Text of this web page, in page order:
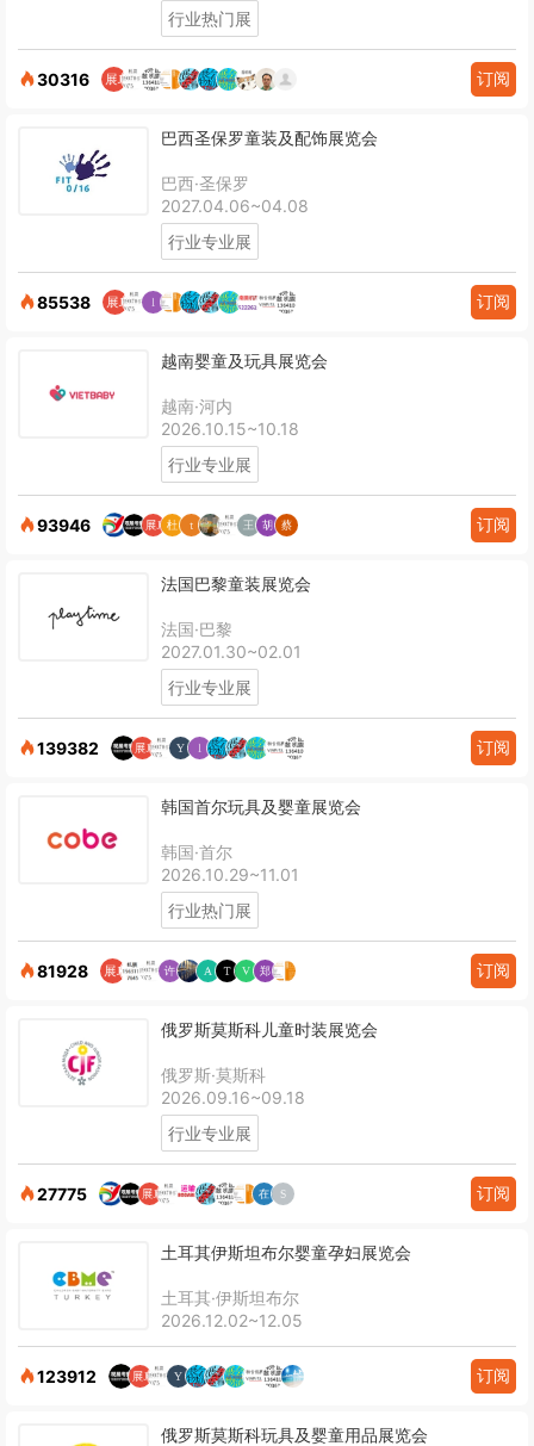
行业热门展
30316 订阅
巴西圣保罗童装及配饰展览会
巴西·圣保罗
2027.04.06~04.08
行业专业展
85538 订阅
越南婴童及玩具展览会
越南·河内
2026.10.15~10.18
行业专业展
93946 订阅
法国巴黎童装展览会
法国·巴黎
2027.01.30~02.01
行业专业展
139382 订阅
韩国首尔玩具及婴童展览会
韩国·首尔
2026.10.29~11.01
行业热门展
81928 订阅
俄罗斯莫斯科儿童时装展览会
俄罗斯·莫斯科
2026.09.16~09.18
行业专业展
27775 订阅
土耳其伊斯坦布尔婴童孕妇展览会
土耳其·伊斯坦布尔
2026.12.02~12.05
123912 订阅
俄罗斯莫斯科玩具及婴童用品展览会